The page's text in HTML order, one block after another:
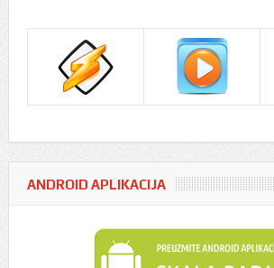
ANDROID APLIKACIJA